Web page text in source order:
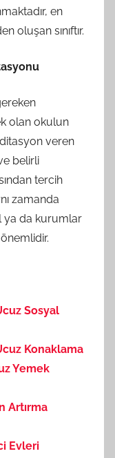
en
oluşan sınıftır.
olan okulun
veren
belirli
tercih
zamanda
ya da kurumlar
önemlidir.
Sosyal
Konaklama
Yemek
Artırma
Evleri